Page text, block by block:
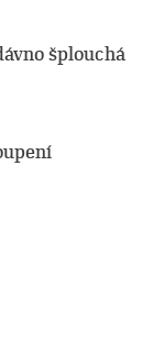
šplouchá